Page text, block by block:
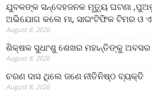
ଯୁବକଙ୍କ ସନ୍ଦେହଜନକ ମୃତ୍ୟୁ ଘଟଣା ,ପୁଅକୁ
ଅଭିଯୋଗ କଲେ ମା, ସାଇଂଟିଫିକ ଟିମର ଓ
August 8, 2026
ଶିକ୍ଷକ ସୁଧାଂଶୁ ଶେଖର ମହାନ୍ତିଙ୍କୁ ଅବସର
August 8, 2026
ଚରଣ ଦାସ ଥିଲେ ଜଣେ ନୀତିନିଷ୍ଠ ବ୍ୟକ୍ତି
August 8, 2026